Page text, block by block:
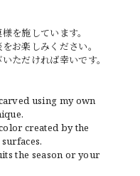
を施しています。
お楽しみください。
ただければ幸いです。
using my own
created by the
the season or your